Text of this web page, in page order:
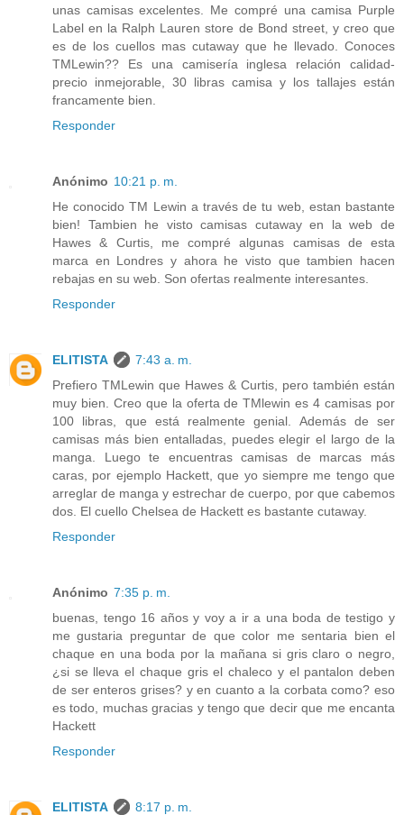
unas camisas excelentes. Me compré una camisa Purple
Label en la Ralph Lauren store de Bond street, y creo que
es de los cuellos mas cutaway que he llevado. Conoces
TMLewin?? Es una camisería inglesa relación calidad-
precio inmejorable, 30 libras camisa y los tallajes están
francamente bien.
Responder
Anónimo 10:21 p. m.
He conocido TM Lewin a través de tu web, estan bastante
bien! Tambien he visto camisas cutaway en la web de
Hawes & Curtis, me compré algunas camisas de esta
marca en Londres y ahora he visto que tambien hacen
rebajas en su web. Son ofertas realmente interesantes.
Responder
ELITISTA
7:43 a. m.
Prefiero TMLewin que Hawes & Curtis, pero también están
muy bien. Creo que la oferta de TMlewin es 4 camisas por
100 libras, que está realmente genial. Además de ser
camisas más bien entalladas, puedes elegir el largo de la
manga. Luego te encuentras camisas de marcas más
caras, por ejemplo Hackett, que yo siempre me tengo que
arreglar de manga y estrechar de cuerpo, por que cabemos
dos. El cuello Chelsea de Hackett es bastante cutaway.
Responder
Anónimo 7:35 p. m.
buenas, tengo 16 años y voy a ir a una boda de testigo y
me gustaria preguntar de que color me sentaria bien el
chaque en una boda por la mañana si gris claro o negro,
¿si se lleva el chaque gris el chaleco y el pantalon deben
de ser enteros grises? y en cuanto a la corbata como? eso
es todo, muchas gracias y tengo que decir que me encanta
Hackett
Responder
ELITISTA
8:17 p. m.